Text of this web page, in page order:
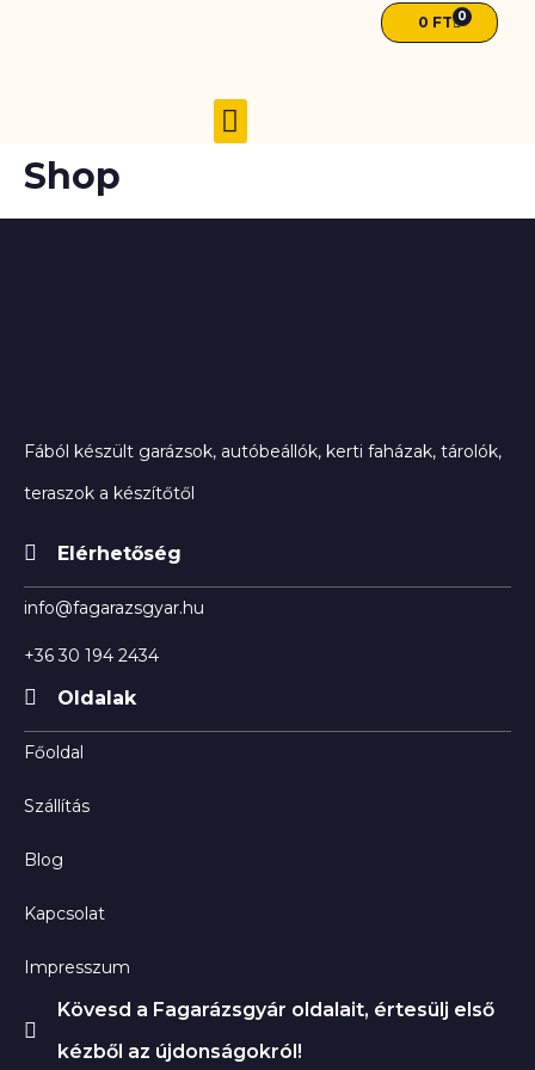
0 FT 0
Shop
Fából készült garázsok, autóbeállók, kerti faházak, tárolók,
teraszok a készítőtől
Elérhetőség
info@fagarazsgyar.hu
+36 30 194 2434
Oldalak
Főoldal
Szállítás
Blog
Kapcsolat
Impresszum
Kövesd a Fagarázsgyár oldalait, értesülj első
kézből az újdonságokról!